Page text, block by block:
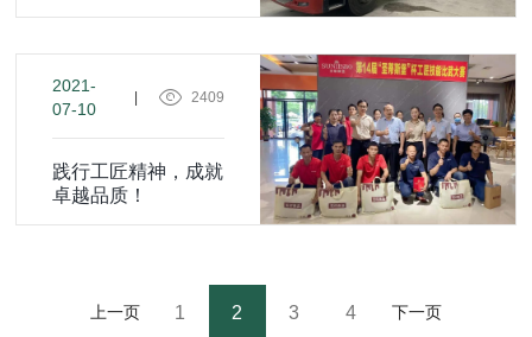
2021-
07-10
2409
践行工匠精神，成就
卓越品质！
上一页 1 2 3 4 下一页